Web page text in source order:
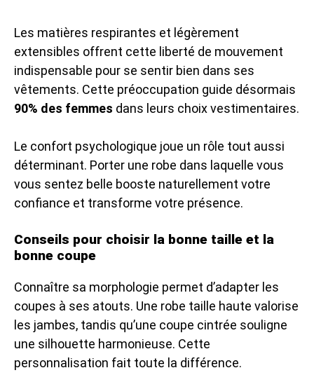
Les matières respirantes et légèrement
extensibles offrent cette liberté de mouvement
indispensable pour se sentir bien dans ses
vêtements. Cette préoccupation guide désormais
90% des femmes dans leurs choix vestimentaires.
Le confort psychologique joue un rôle tout aussi
déterminant. Porter une robe dans laquelle vous
vous sentez belle booste naturellement votre
confiance et transforme votre présence.
Conseils pour choisir la bonne taille et la
bonne coupe
Connaître sa morphologie permet d’adapter les
coupes à ses atouts. Une robe taille haute valorise
les jambes, tandis qu’une coupe cintrée souligne
une silhouette harmonieuse. Cette
personnalisation fait toute la différence.